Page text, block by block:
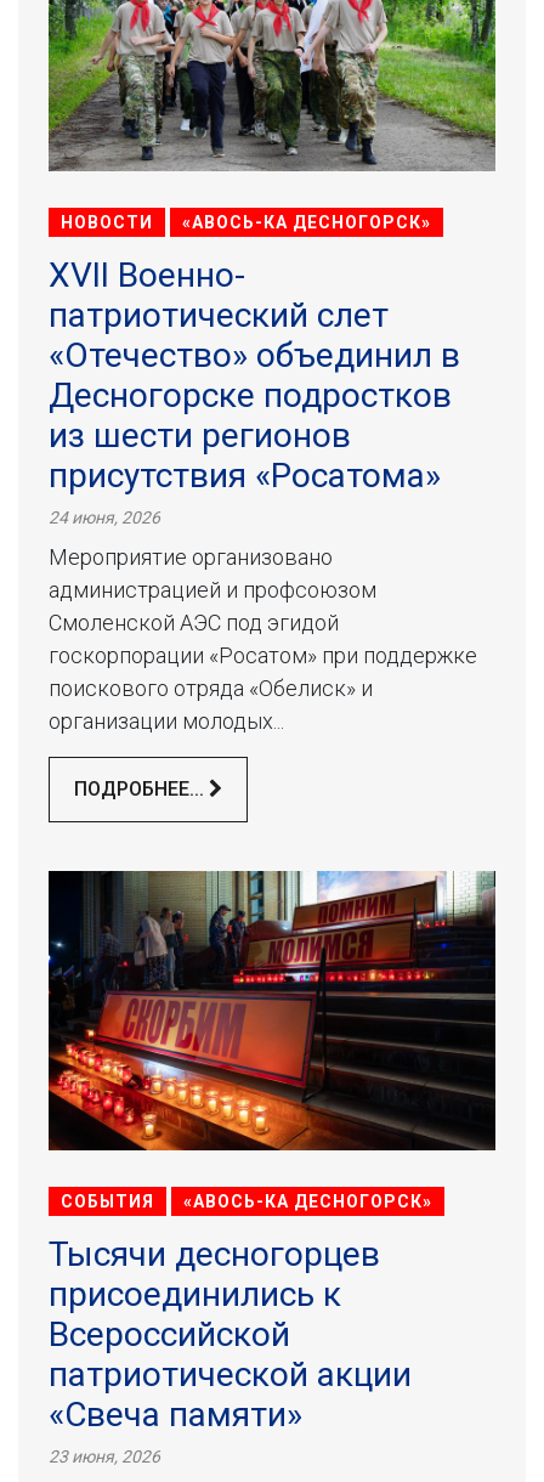
НОВОСТИ «АВОСЬ-КА ДЕСНОГОРСК»
XVII Военно-
патриотический слет
«Отечество» объединил в
Десногорске подростков
из шести регионов
присутствия «Росатома»
24 июня, 2026
Мероприятие организовано
администрацией и профсоюзом
Смоленской АЭС под эгидой
госкорпорации «Росатом» при поддержке
поискового отряда «Обелиск» и
организации молодых...
ПОДРОБНЕЕ...
СОБЫТИЯ «АВОСЬ-КА ДЕСНОГОРСК»
Тысячи десногорцев
присоединились к
Всероссийской
патриотической акции
«Свеча памяти»
23 июня, 2026